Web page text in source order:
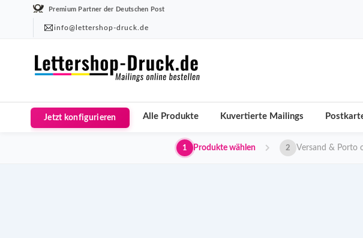
Premium Partner der Deutschen Post
info@lettershop-druck.de
Jetzt konfigurieren Alle Produkte Kuvertierte Mailings
1 Produkte wählen 2 Versand & Porto